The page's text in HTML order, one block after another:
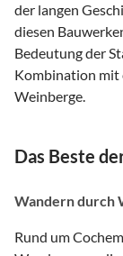
der langen
diesen
Bedeutung der
Kombination mit
Weinberge.
Das Beste
Wandern durch
Rund um